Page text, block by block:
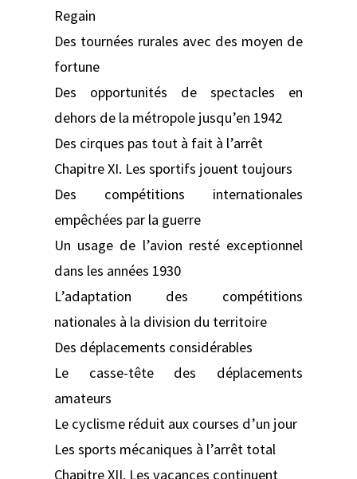
Regain
Des tournées rurales avec des moyen de
fortune
Des opportunités de spectacles en
dehors de la métropole jusqu’en 1942
Des cirques pas tout à fait à l’arrêt
Chapitre XI. Les sportifs jouent toujours
Des compétitions internationales
empêchées par la guerre
Un usage de l’avion resté exceptionnel
dans les années 1930
L’adaptation des compétitions
nationales à la division du territoire
Des déplacements considérables
Le casse-tête des déplacements
amateurs
Le cyclisme réduit aux courses d’un jour
Les sports mécaniques à l’arrêt total
Chapitre XII. Les vacances continuent